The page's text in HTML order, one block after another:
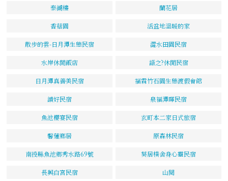
泰湖樓 蘭花居
香菇園 活盆地溫暖的家
散步的雲-日月潭生態民宿 澀水田園民宿
水岸休閒飯店 語之?休閒民宿
日月潭真善美民宿 福霖竹石園生態渡假會館
讀好民宿 泉福潭暉民宿
魚池櫻宴民宿 玄町本二家日式旅宿
馨蓮鄉居 原森林民宿
南投縣魚池鄉秀水路69號 葵居樸舍身心靈民宿
長興白宮民宿 山閱